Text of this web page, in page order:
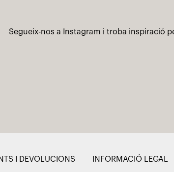
Segueix-nos a Instagram i troba inspiració
I DEVOLUCIONS INFORMACIÓ LEGAL